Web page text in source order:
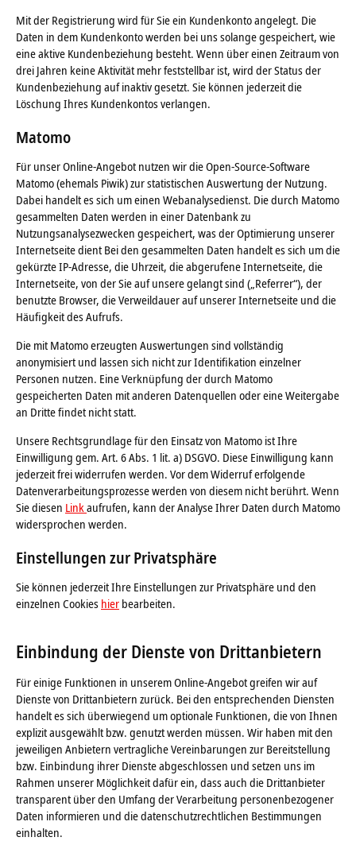
Mit der Registrierung wird für Sie ein Kundenkonto angelegt. Die
Daten in dem Kundenkonto werden bei uns solange gespeichert, wie
eine aktive Kundenbeziehung besteht. Wenn über einen Zeitraum von
drei Jahren keine Aktivität mehr feststellbar ist, wird der Status der
Kundenbeziehung auf inaktiv gesetzt. Sie können jederzeit die
Löschung Ihres Kundenkontos verlangen.
Matomo
Für unser Online-Angebot nutzen wir die Open-Source-Software
Matomo (ehemals Piwik) zur statistischen Auswertung der Nutzung.
Dabei handelt es sich um einen Webanalysedienst. Die durch Matomo
gesammelten Daten werden in einer Datenbank zu
Nutzungsanalysezwecken gespeichert, was der Optimierung unserer
Internetseite dient Bei den gesammelten Daten handelt es sich um die
gekürzte IP-Adresse, die Uhrzeit, die abgerufene Internetseite, die
Internetseite, von der Sie auf unsere gelangt sind („Referrer“), der
benutzte Browser, die Verweildauer auf unserer Internetseite und die
Häufigkeit des Aufrufs.
Die mit Matomo erzeugten Auswertungen sind vollständig
anonymisiert und lassen sich nicht zur Identifikation einzelner
Personen nutzen. Eine Verknüpfung der durch Matomo
gespeicherten Daten mit anderen Datenquellen oder eine Weitergabe
an Dritte findet nicht statt.
Unsere Rechtsgrundlage für den Einsatz von Matomo ist Ihre
Einwilligung gem. Art. 6 Abs. 1 lit. a) DSGVO. Diese Einwilligung kann
jederzeit frei widerrufen werden. Vor dem Widerruf erfolgende
Datenverarbeitungsprozesse werden von diesem nicht berührt. Wenn
Sie diesen Linkaufrufen, kann der Analyse Ihrer Daten durch Matomo
widersprochen werden.
Einstellungen zur Privatsphäre
Sie können jederzeit Ihre Einstellungen zur Privatsphäre und den
einzelnen Cookies hier bearbeiten.
Einbindung der Dienste von Drittanbietern
Für einige Funktionen in unserem Online-Angebot greifen wir auf
Dienste von Drittanbietern zurück. Bei den entsprechenden Diensten
handelt es sich überwiegend um optionale Funktionen, die von Ihnen
explizit ausgewählt bzw. genutzt werden müssen. Wir haben mit den
jeweiligen Anbietern vertragliche Vereinbarungen zur Bereitstellung
bzw. Einbindung ihrer Dienste abgeschlossen und setzen uns im
Rahmen unserer Möglichkeit dafür ein, dass auch die Drittanbieter
transparent über den Umfang der Verarbeitung personenbezogener
Daten informieren und die datenschutzrechtlichen Bestimmungen
einhalten.